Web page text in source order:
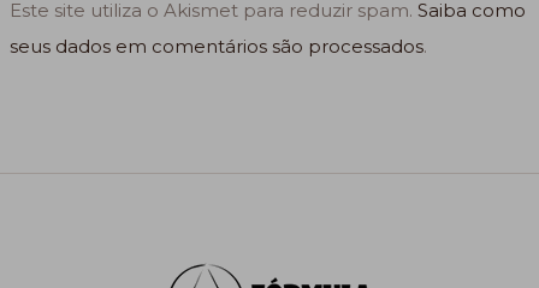
Este site utiliza o Akismet para reduzir spam.Saiba como
seus dados em comentários são processados.